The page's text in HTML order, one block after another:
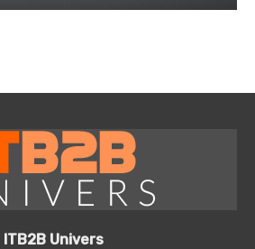
ITB2B Univers